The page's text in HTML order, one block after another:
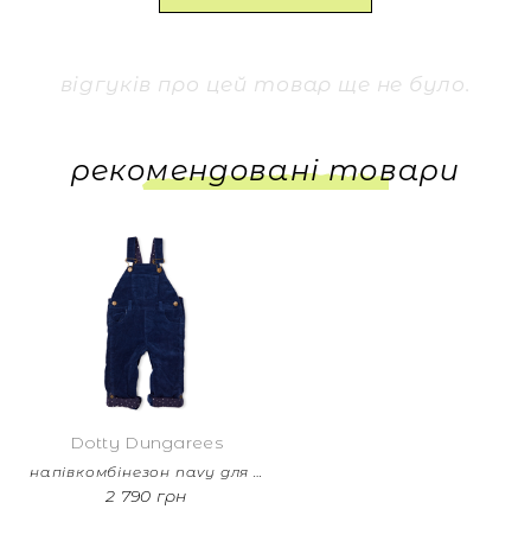
відгуків про цей товар ще не було.
рекомендовані товари
Dotty Dungarees
2 790 грн